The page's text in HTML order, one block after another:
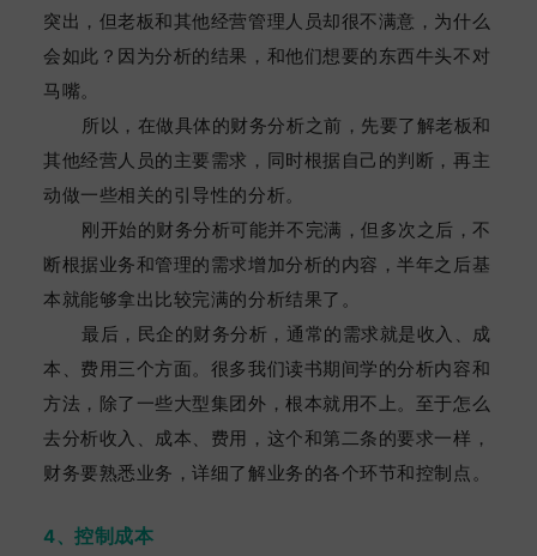
突出，但老板和其他经营管理人员却很不满意，为什么
会如此？因为分析的结果，和他们想要的东西牛头不对
马嘴。
所以，在做具体的财务分析之前，先要了解老板和
其他经营人员的主要需求，同时根据自己的判断，再主
动做一些相关的引导性的分析。
刚开始的财务分析可能并不完满，但多次之后，不
断根据业务和管理的需求增加分析的内容，半年之后基
本就能够拿出比较完满的分析结果了。
最后，民企的财务分析，通常的需求就是收入、成
本、费用三个方面。很多我们读书期间学的分析内容和
方法，除了一些大型集团外，根本就用不上。至于怎么
去分析收入、成本、费用，这个和第二条的要求一样，
财务要熟悉业务，详细了解业务的各个环节和控制点。
4、控制成本